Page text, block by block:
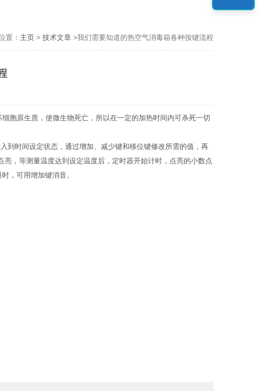
置： 主页> 技术文章>我们需要知道的热空气消毒箱各种按键流程
胞原生质，使微生物死亡，所以在一定的加热时间内可杀死一切
到时间设定状态，通过增加、减少键和移位键修改所需的值，再
，等测量温度达到设定温度后，定时器开始计时，点亮的小数点
，可用增加键消音。